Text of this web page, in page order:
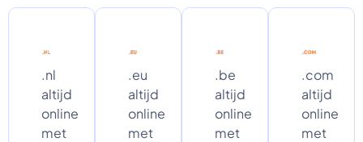
.nl
altijd
online
met
.eu
altijd
online
met
.be
altijd
online
met
.com
altijd
online
met